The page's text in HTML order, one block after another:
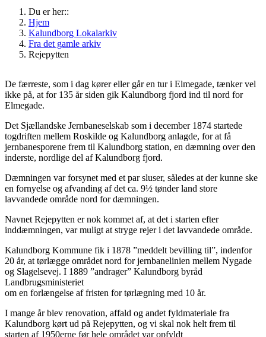
Du er her::
Hjem
Kalundborg Lokalarkiv
Fra det gamle arkiv
Rejepytten
De færreste, som i dag kører eller går en tur i Elmegade, tænker vel
ikke på, at for 135 år siden gik Kalundborg fjord ind til nord for
Elmegade.
Det Sjællandske Jernbaneselskab som i december 1874 startede
togdriften mellem Roskilde og Kalundborg anlagde, for at få
jernbanesporene frem til Kalundborg station, en dæmning over den
inderste, nordlige del af Kalundborg fjord.
Dæmningen var forsynet med et par sluser, således at der kunne ske
en fornyelse og afvanding af det ca. 9½ tønder land store
lavvandede område nord for dæmningen.
Navnet Rejepytten er nok kommet af, at det i starten efter
inddæmningen, var muligt at stryge rejer i det lavvandede område.
Kalundborg Kommune fik i 1878 ”meddelt bevilling til”, indenfor
20 år, at tørlægge området nord for jernbanelinien mellem Nygade
og Slagelsevej. I 1889 ”andrager” Kalundborg byråd
Landbrugsministeriet
om en forlængelse af fristen for tørlægning med 10 år.
I mange år blev renovation, affald og andet fyldmateriale fra
Kalundborg kørt ud på Rejepytten, og vi skal nok helt frem til
starten af 1950erne før hele området var opfyldt